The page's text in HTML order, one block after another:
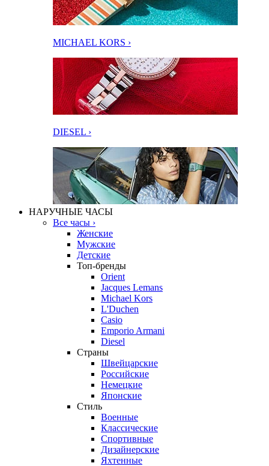
MICHAEL KORS ›
DIESEL ›
НАРУЧНЫЕ ЧАСЫ
Все часы ›
Женские
Мужские
Детские
Топ-бренды
Orient
Jacques Lemans
Michael Kors
L'Duchen
Casio
Emporio Armani
Diesel
Страны
Швейцарские
Российские
Немецкие
Японские
Стиль
Военные
Классические
Спортивные
Дизайнерские
Яхтенные